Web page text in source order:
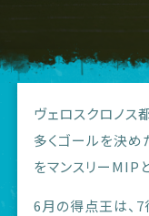
ヴェロスクロノス
多くゴールを決め
をマンスリーMIP
6月の得点王は、